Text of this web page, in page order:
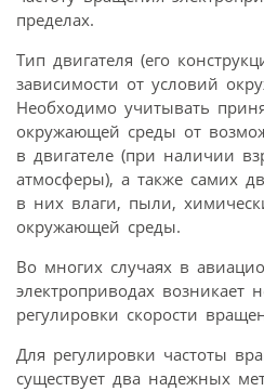
пределах.
Тип двигателя (его
зависимости от условий
Необходимо учитывать
окружающей среды от
в двигателе (при наличии
атмосферы), а также самих
в них влаги, пыли,
окружающей среды.
Во многих случаях в
электроприводах возникает
регулировки скорости
Для регулировки частоты
существует два надежных